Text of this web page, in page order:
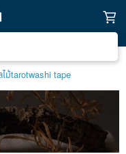
ม้tarotwashi tape